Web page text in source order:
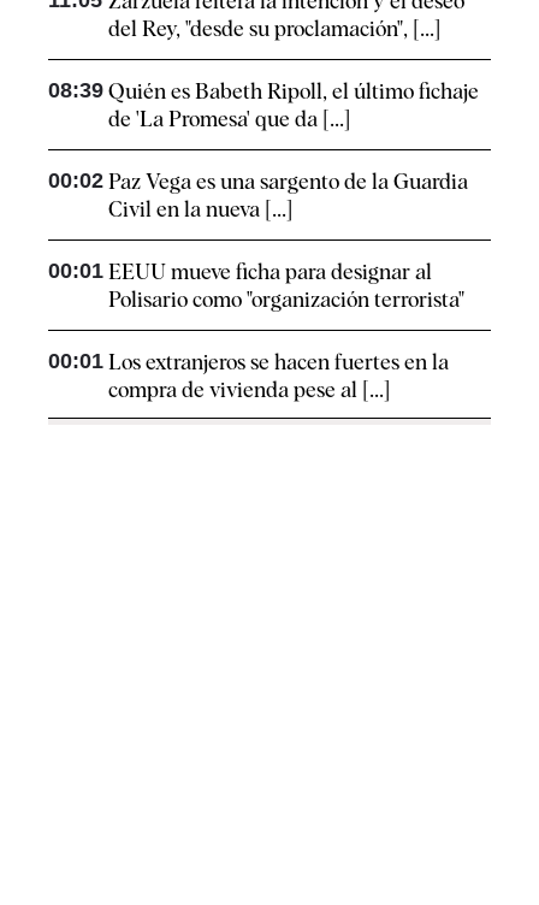
del Rey, "desde su proclamación", [...]
08:39 Quién es Babeth Ripoll, el último fichaje
de 'La Promesa' que da [...]
00:02 Paz Vega es una sargento de la Guardia
Civil en la nueva [...]
00:01 EEUU mueve ficha para designar al
Polisario como "organización terrorista"
00:01 Los extranjeros se hacen fuertes en la
compra de vivienda pese al [...]